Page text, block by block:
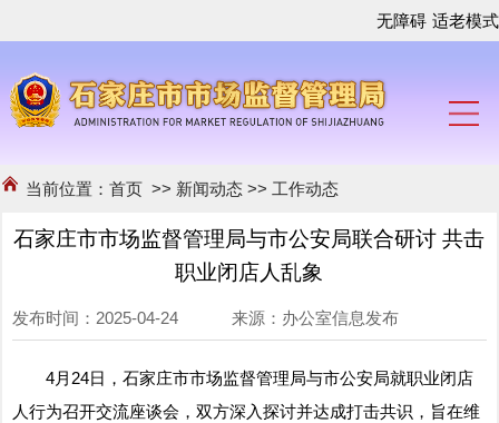
无障碍 适老模式
当前位置：首页 >> 新闻动态 >> 工作动态
石家庄市市场监督管理局与市公安局联合研讨 共击
职业闭店人乱象
发布时间：2025-04-24 来源：办公室信息发布
4月24日，石家庄市市场监督管理局与市公安局就职业闭店
人行为召开交流座谈会，双方深入探讨并达成打击共识，旨在维